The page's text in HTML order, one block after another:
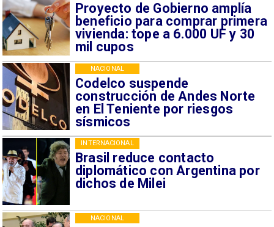
Proyecto de Gobierno amplía
beneficio para comprar primera
vivienda: tope a 6.000 UF y 30
mil cupos
Codelco suspende
construcción de Andes Norte
en El Teniente por riesgos
sísmicos
NACIONAL
Brasil reduce contacto
diplomático con Argentina por
dichos de Milei
INTERNACIONAL
NACIONAL